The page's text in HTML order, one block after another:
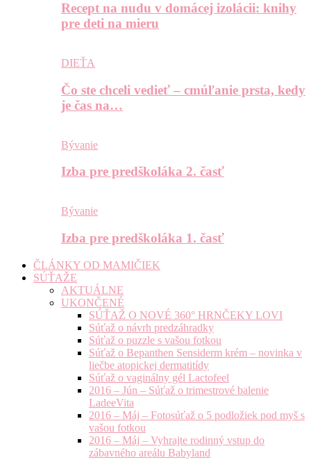
Recept na nudu v domácej izolácii: knihy
pre deti na mieru
DIEŤA
Čo ste chceli vedieť – cmúľanie prsta, kedy
je čas na…
Bývanie
Izba pre predškoláka 2. časť
Bývanie
Izba pre predškoláka 1. časť
ČLÁNKY OD MAMIČIEK
SÚŤAŽE
AKTUÁLNE
UKONČENÉ
SÚŤAŽ O NOVÉ 360° HRNČEKY LOVI
Súťaž o návrh predzáhradky
Súťaž o puzzle s vašou fotkou
Súťaž o Bepanthen Sensiderm krém – novinka v
liečbe atopickej dermatitídy
Súťaž o vaginálny gél Lactofeel
2016 – Jún – Súťaž o trimestrové balenie
LadeeVita
2016 – Máj – Fotosúťaž o 5 podložiek pod myš s
vašou fotkou
2016 – Máj – Vyhrajte rodinný vstup do
zábavného areálu Babyland